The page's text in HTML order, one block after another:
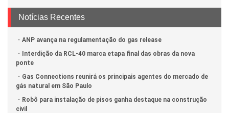
Notícias Recentes
ANP avança na regulamentação do gas release
Interdição da RCL-40 marca etapa final das obras da nova
ponte
Gas Connections reunirá os principais agentes do mercado de
gás natural em São Paulo
Robô para instalação de pisos ganha destaque na construção
civil